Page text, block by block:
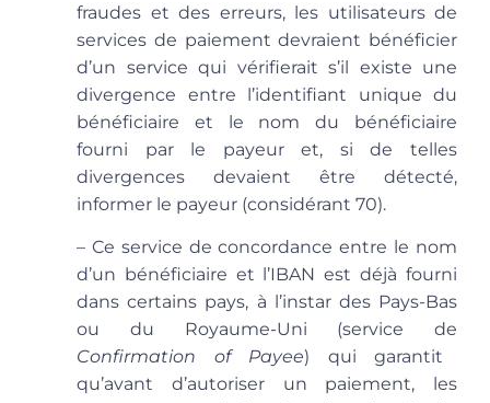
fraudes et des erreurs, les utilisateurs de
services de paiement devraient bénéficier
d’un service qui vérifierait s’il existe une
divergence entre l’identifiant unique du
bénéficiaire et le nom du bénéficiaire
fourni par le payeur et, si de telles
divergences devaient être détecté,
informer le payeur (considérant 70).
– Ce service de concordance entre le nom
d’un bénéficiaire et l’IBAN est déjà fourni
dans certains pays, à l’instar des Pays-Bas
ou du Royaume-Uni (service de
Confirmation of Payee) qui garantit
qu’avant d’autoriser un paiement, les